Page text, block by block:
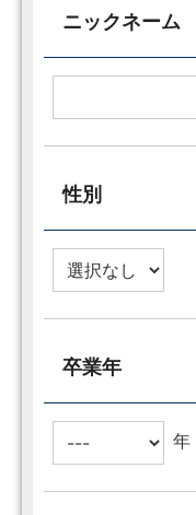
ニックネーム
性別
卒業年
年